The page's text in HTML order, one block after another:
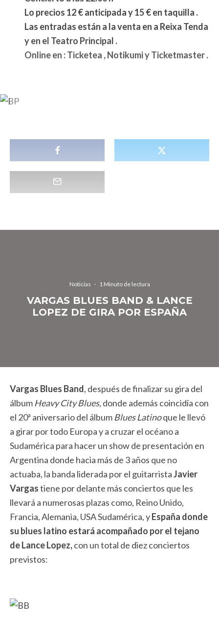
Lo precios 12 € anticipada y 15 € en taquilla .
Las entradas están a la venta en a Reixa Tenda
y en el Teatro Principal .
Online en : Ticketea , Notikumi y Ticketmaster .
Noticias · 1 Minuto de lectura
VARGAS BLUES BAND & LANCE
LOPEZ DE GIRA POR ESPAÑA
Vargas Blues Band, después de finalizar su gira del
álbum Heavy City Blues, donde además coincidía con
el 20ª aniversario del álbum Blues Latinoque le llevó
a girar por todo Europa y a cruzar el océano a
Sudamérica para hacer un show de presentación en
Argentina donde hacia más de 3 años que no
actuaba, la banda liderada por el guitarristaJavier
Vargastiene por delante más conciertos que les
llevará a numerosas plazas como, Reino Unido,
Francia, Alemania, USA Sudamérica, yEspaña donde
su blues latino estará acompañado por el tejano
de Lance Lopez,con un total de diez conciertos
previstos: